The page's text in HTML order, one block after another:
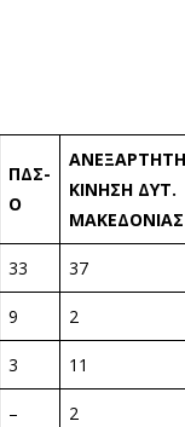
ΠΔΣ-
Ο
ΚΙΝΗΣΗ ΔΥΤ.
ΜΑΚΕΔΟΝΙΑΣ
33 37
9 2
3 11
– 2